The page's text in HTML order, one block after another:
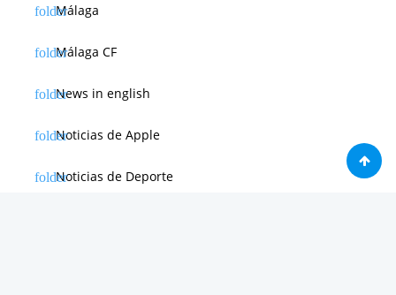
Málaga
Málaga CF
News in english
Noticias de Apple
Noticias de Deporte